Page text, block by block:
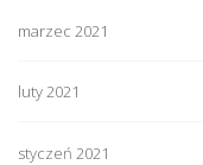
marzec 2021
luty 2021
styczeń 2021